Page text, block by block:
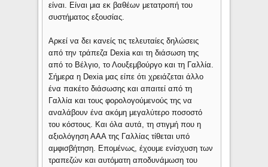
είναι. Είναι μια εκ βαθέων μετατροπή του
συστήματος εξουσίας.
Αρκεί να δει κανείς τις τελευταίες δηλώσεις
από την τράπεζα Dexia και τη διάσωση της
από το Βέλγιο, το Λουξεμβούργο και τη Γαλλία.
Σήμερα η Dexia μας είπε ότι χρειάζεται άλλο
ένα πακέτο διάσωσης και απαιτεί από τη
Γαλλία και τους φορολογούμενούς της να
αναλάβουν ένα ακόμη μεγαλύτερο ποσοστό
του κόστους. Και όλα αυτά, τη στιγμή που η
αξιολόγηση ΑΑΑ της Γαλλίας τίθεται υπό
αμφισβήτηση. Επομένως, έχουμε ενίσχυση των
τραπεζών και αυτόματη αποδυνάμωση του